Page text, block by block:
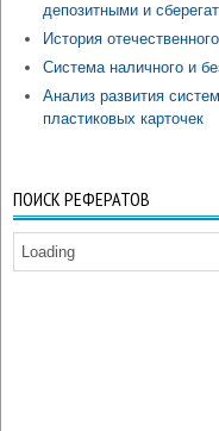
депозитными и
История
Система наличного и
Анализ развития
пластиковых карточек
ПОИСК РЕФЕРАТОВ
Loading